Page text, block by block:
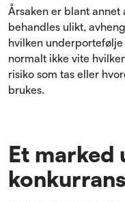
Årsaken er blant
behandles ulikt,
hvilken
normalt ikke vite
risiko som tas eller
brukes.
Et marked